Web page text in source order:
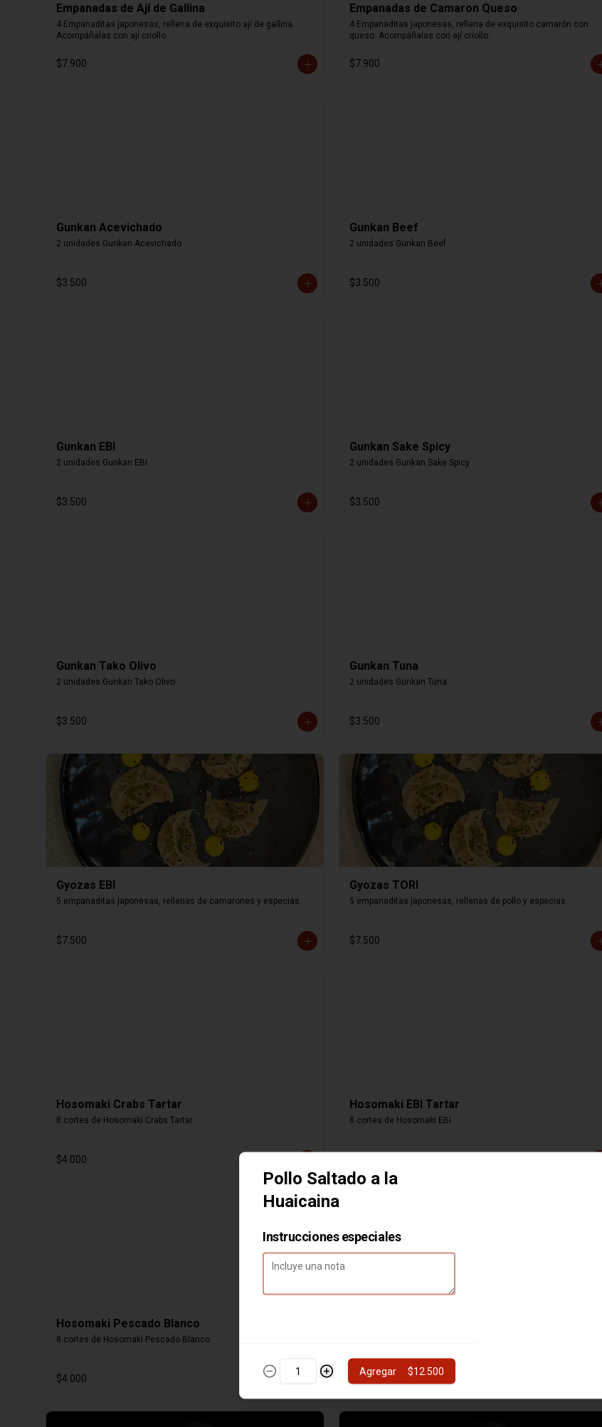
Empanadas de Ají de Gallina
4 Empanaditas japonesas, rellena de exquisito ají de gallina.
Acompáñalas con ají criollo.
$7.900
Empanadas de Camaron Queso
4 Empanaditas japonesas, rellena de exquisito camarón con
queso. Acompáñalas con ají criollo.
$7.900
Gunkan Acevichado
2 unidades Gunkan Acevichado
$3.500
Gunkan Beef
2 unidades Gunkan Beef
$3.500
Gunkan EBI
2 unidades Gunkan EBI
$3.500
Gunkan Sake Spicy
2 unidades Gunkan Sake Spicy
$3.500
Gunkan Tako Olivo
2 unidades Gunkan Tako Olivo
$3.500
Gunkan Tuna
2 unidades Gunkan Tuna
$3.500
Gyozas EBI
5 empanaditas japonesas, rellenas de camarones y especias.
$7.500
Gyozas TORI
5 empanaditas japonesas, rellenas de pollo y especias.
$7.500
Hosomaki Crabs Tartar
8 cortes de Hosomaki Crabs Tartar
$4.000
Hosomaki EBI Tartar
8 cortes de Hosomaki EBI
Hosomaki Pescado Blanco
8 cortes de Hosomaki Pescado Blanco
$4.000 $4.000
Pollo Saltado a la
Huaicaina
Instrucciones especiales
Agregar $12.500